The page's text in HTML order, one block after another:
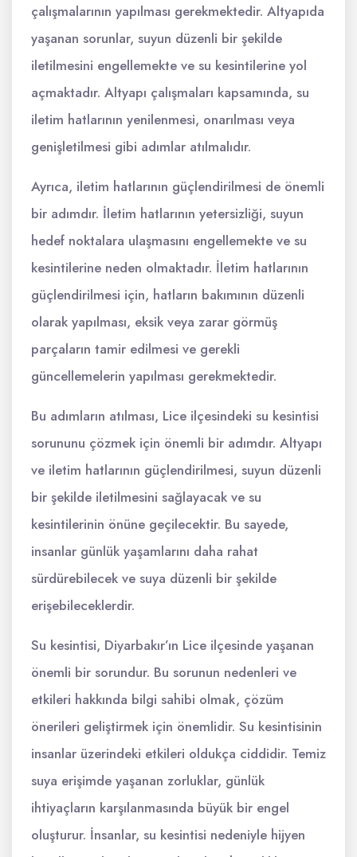
çalışmalarının yapılması gerekmektedir. Altyapıda
yaşanan sorunlar, suyun düzenli bir şekilde
iletilmesini engellemekte ve su kesintilerine yol
açmaktadır. Altyapı çalışmaları kapsamında, su
iletim hatlarının yenilenmesi, onarılması veya
genişletilmesi gibi adımlar atılmalıdır.
Ayrıca, iletim hatlarının güçlendirilmesi de önemli
bir adımdır. İletim hatlarının yetersizliği, suyun
hedef noktalara ulaşmasını engellemekte ve su
kesintilerine neden olmaktadır. İletim hatlarının
güçlendirilmesi için, hatların bakımının düzenli
olarak yapılması, eksik veya zarar görmüş
parçaların tamir edilmesi ve gerekli
güncellemelerin yapılması gerekmektedir.
Bu adımların atılması, Lice ilçesindeki su kesintisi
sorununu çözmek için önemli bir adımdır. Altyapı
ve iletim hatlarının güçlendirilmesi, suyun düzenli
bir şekilde iletilmesini sağlayacak ve su
kesintilerinin önüne geçilecektir. Bu sayede,
insanlar günlük yaşamlarını daha rahat
sürdürebilecek ve suya düzenli bir şekilde
erişebileceklerdir.
Su kesintisi, Diyarbakır’ın Lice ilçesinde yaşanan
önemli bir sorundur. Bu sorunun nedenleri ve
etkileri hakkında bilgi sahibi olmak, çözüm
önerileri geliştirmek için önemlidir. Su kesintisinin
insanlar üzerindeki etkileri oldukça ciddidir. Temiz
suya erişimde yaşanan zorluklar, günlük
ihtiyaçların karşılanmasında büyük bir engel
oluşturur. İnsanlar, su kesintisi nedeniyle hijyen